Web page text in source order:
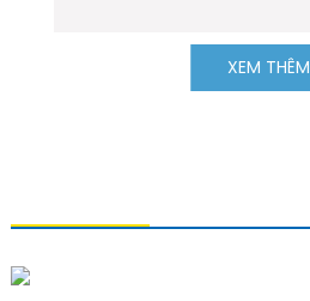
XEM THÊM